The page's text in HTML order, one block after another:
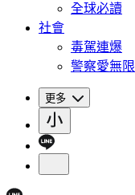
全球必讀
社會
毒駕連爆
警察愛無限
更多